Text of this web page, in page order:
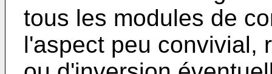
tous les modules de
l'aspect peu convivial,